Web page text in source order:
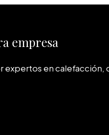
empresa
expertos en